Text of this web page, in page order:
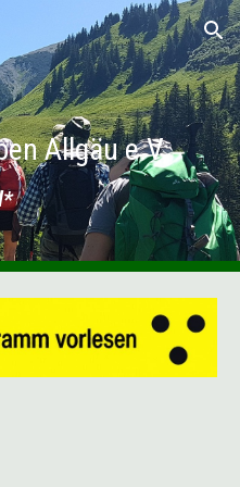
Skip to navigation
Allgäue.V.
*